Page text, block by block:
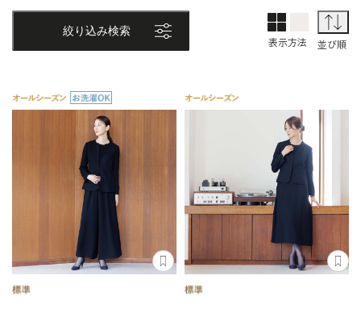
絞り込み検索
表示方法
1列表示
並び順